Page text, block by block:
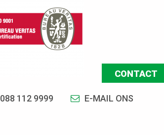
CONTACT
088 112 9999 E-MAIL ONS